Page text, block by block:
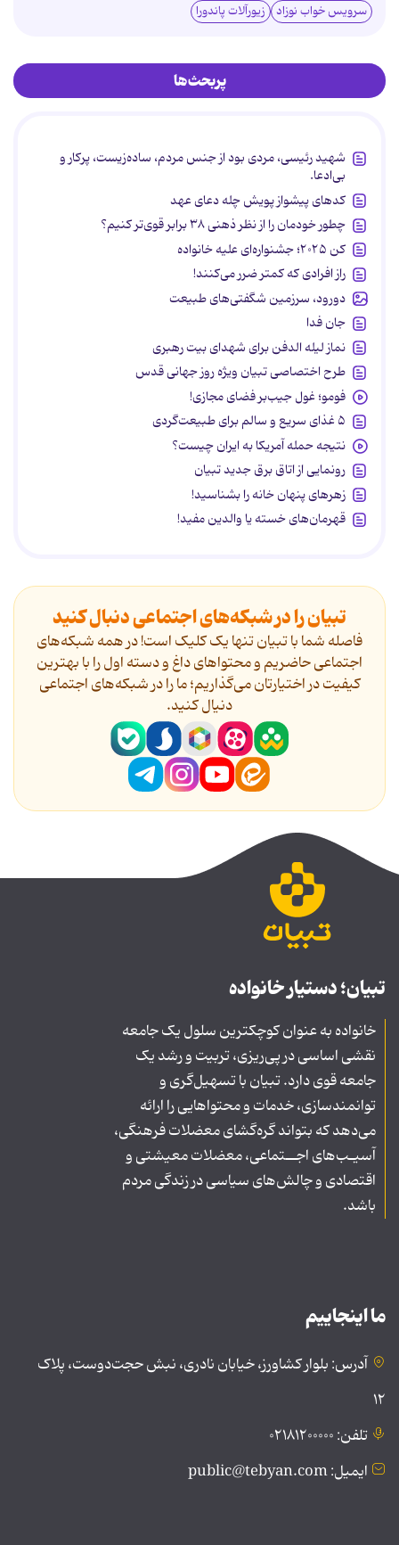
سرویس خواب نوزاد زیورآلات پاندورا
پربحث‌ها
شهید رئیسی، مردی بود از جنس مردم، ساده‌زیست، پرکار و
بی‌ادعا.
کدهای پیشواز پویش چله دعای عهد
چطور خودمان را از نظر ذهنی ۳۸ برابر قوی‌تر کنیم؟
کن ۲۰۲۵؛ جشنواره‌ای علیه خانواده
راز افرادی که کمتر ضرر می‌کنند!
دورود، سرزمین شگفتی‌های طبیعت
جان فدا
نماز لیله الدفن برای شهدای بیت رهبری
طرح اختصاصی تبیان ویژه روز جهانی قدس
فومو؛ غول جیب‌بر فضای مجازی!
۵ غذای سریع و سالم برای طبیعت‌گردی
نتیجه حمله آمریکا به ایران چیست؟
رونمایی از اتاق برق جدید تبیان
زهرهای پنهان خانه را بشناسید!
قهرمان‌های خسته یا والدین مفید!
تبیان را در شبکه‌های اجتماعی دنبال کنید
فاصله شما با تبیان تنها یک کلیک است! در همه شبکه‌های
اجتماعی حاضریم و محتواهای داغ و دسته اول را با بهترین
کیفیت در اختیارتان می‌گذاریم؛ ما را در شبکه‌های اجتماعی
دنیال کنید.
تبیان؛ دستیار خانواده
خانواده به عنوان کوچکترین سلول یک جامعه
نقشی اساسی در پی‌ریزی، تربیت و رشد یک
جامعه قوی دارد. تبیان با تسهیل‌گری و
توانمندسازی، خدمات و محتواهایی را ارائه
می‌دهد که بتواند گره‌گشای معضلات فرهنگی،
آسیـب‌های اجــتماعی، معضلات معیشتی و
اقتصادی و چالش‌های سیاسی در زندگی مردم
باشد.
ما اینجاییم
آدرس: بلوار کشاورز، خیابان نادری، نبش حجت‌دوست، پلاک
۱۲
تلفن: ۰۲۱۸۱۲۰۰۰۰۰
ایمیل: public@tebyan.com